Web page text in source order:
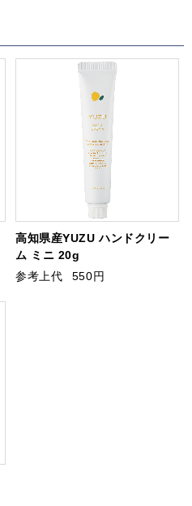
高知県産YUZU ハンドクリー
ム ミニ 20g
参考上代
550円